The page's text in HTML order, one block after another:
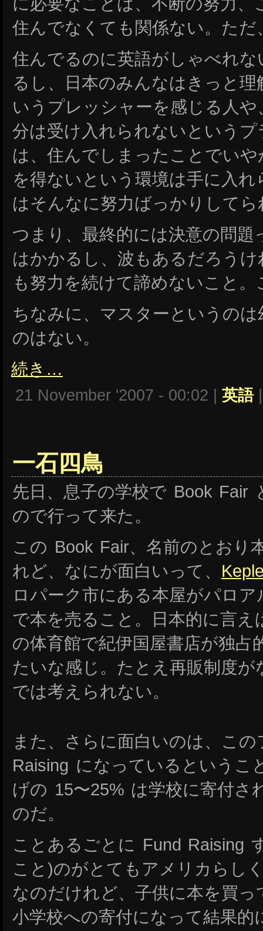
住んでなくても関係ない。ただ
住んでるのに英語がしゃべれ
るし、日本のみんなはきっと
いうプレッシャーを感じる人
分は受け入れられないという
は、住んでしまったことでい
を得ないという環境は手に入
はそんなに努力ばっかりして
つまり、最終的には決意の問題
はかかるし、波もあるだろう
も努力を続けて諦めないこと。
ちなみに、マスターというの
のはない。
続き…
21 November '2007 - 00:02 | 英語
一石四鳥
先日、息子の学校で Book Fair
ので行って来た。
この Book Fair、名前のとおり
れど、なにが面白いって、
ロパーク市にある本屋がパロ
で本を売ること。日本的に言え
の体育館で紀伊国屋書店が独占
たいな感じ。たとえ再販制度
では考えられない。
また、さらに面白いのは、こ
Raising になっているというこ
げの 15〜25% は学校に寄付さ
のだ。
ことあるごとに Fund Raising
こと)のがとてもアメリカらし
なのだけれど、子供に本を買
小学校への寄付になって結果的